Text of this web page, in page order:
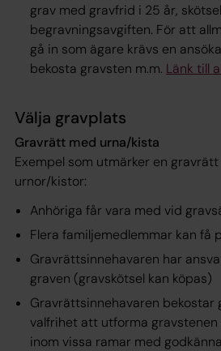
grav med gravfrid i 25 år,
begravningsavgiften. För att
gå in som ägare krävs en
bekosta gravsten m.m. Länk till
Välja gravplats
Gravrätt med urna/kista
Exempel som utmärker en
urnor/kistor:
Anhöriga får vara med vid
Flera familjemedlemmar kan få
Gravrättsinnehavaren har
graven (gravskötsel kan köpas)
Gravrättsinnehavaren bekostar
valfrihet att utforma
inom vissa ramar med